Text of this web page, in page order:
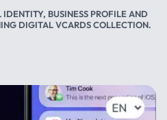
BUSINESS PROFILE AND
DIGITAL VCARDS COLLECTION.